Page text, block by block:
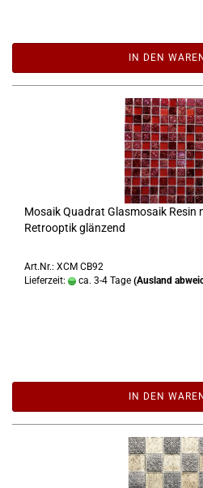
IN DEN
Mosaik Quadrat Glasmosaik Resin
Retrooptik glänzend
Art.Nr.: XCM CB92
Lieferzeit:
ca. 3-4 Tage (Ausland
IN DEN